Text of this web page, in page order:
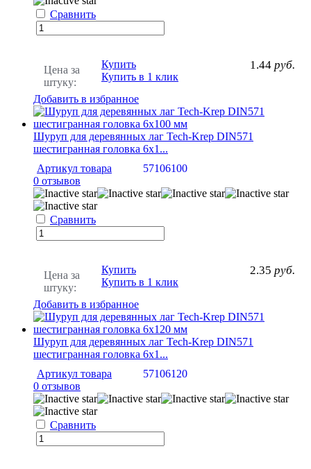
Сравнить
Цена за
штуку:
1.44 руб.
Купить
Купить в 1 клик
Добавить в избранное
Шуруп для деревянных лаг Tech-Krep DIN571
шестигранная головка 6х1...
Артикул товара
57106100
0 отзывов
Сравнить
Цена за
штуку:
2.35 руб.
Купить
Купить в 1 клик
Добавить в избранное
Шуруп для деревянных лаг Tech-Krep DIN571
шестигранная головка 6х1...
Артикул товара
57106120
0 отзывов
Сравнить